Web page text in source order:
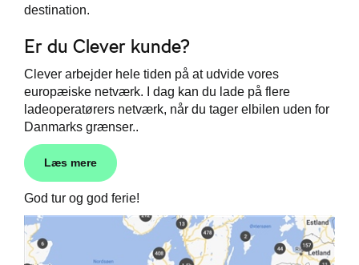
destination.
Er du Clever kunde?
Clever arbejder hele tiden på at udvide vores
europæiske netværk. I dag kan du lade på flere
ladeoperatørers netværk, når du tager elbilen uden for
Danmarks grænser..
Læs mere
God tur og god ferie!